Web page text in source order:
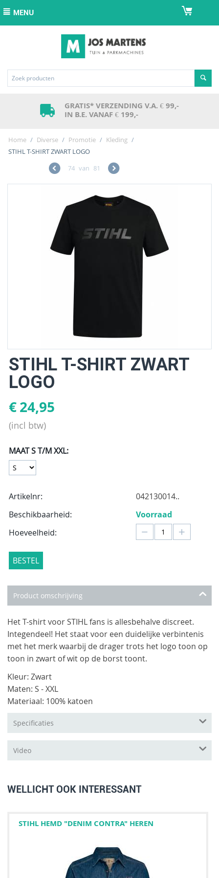
MENU
GRATIS* VERZENDING V.A. € 99,-
IN B.E. VANAF € 199,-
Home / Diverse / Promotie / Kleding /
STIHL T-SHIRT ZWART LOGO
74 van 81
STIHL T-SHIRT ZWART
LOGO
€24,95
(incl btw)
MAAT S T/M XXL:
Artikelnr:
042130014..
Beschikbaarheid:
Voorraad
Hoeveelheid:
+
−
BESTEL
Product omschrijving
Het T-shirt voor STIHL fans is allesbehalve discreet.
Integendeel! Het staat voor een duidelijke verbintenis
met het merk waarbij de drager trots het logo toon op
toon in zwart of wit op de borst toont.
Kleur: Zwart
Maten: S - XXL
Materiaal: 100% katoen
Specificaties
Video
WELLICHT OOK INTERESSANT
STIHL HEMD "DENIM CONTRA" HEREN